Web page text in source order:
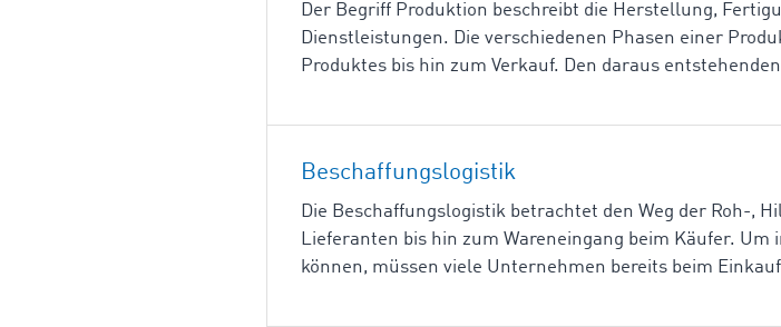
Der Begriff Produktion beschreibt die Herstellung,
Dienstleistungen. Die verschiedenen Phasen einer
Produktes bis hin zum Verkauf. Den daraus
Beschaffungslogistik
Die Beschaffungslogistik betrachtet den Weg der Roh-,
Lieferanten bis hin zum Wareneingang beim Käufer.
können, müssen viele Unternehmen bereits beim Einkauf